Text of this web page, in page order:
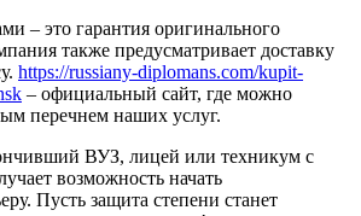
– это гарантия оригинального
также предусматривает доставку
https://russiany-diplomans.com/kupit-
– официальный сайт, где можно
перечнем наших услуг.
ВУЗ, лицей или техникум с
возможность начать
Пусть защита степени станет